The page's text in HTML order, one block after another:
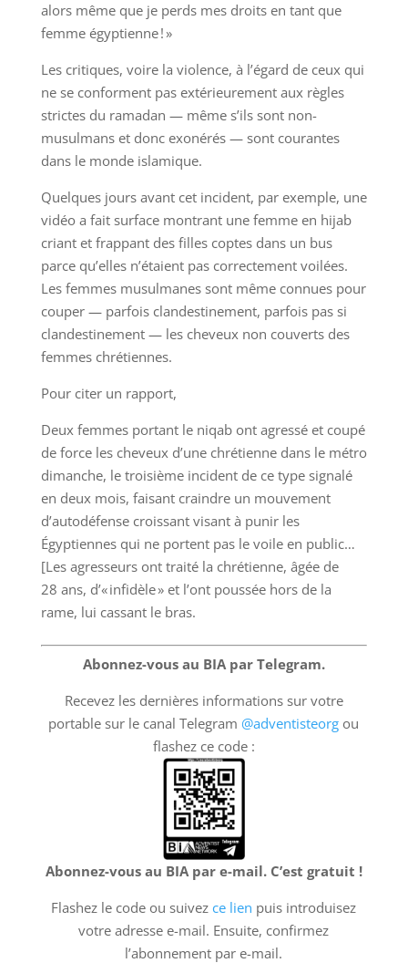
alors même que je perds mes droits en tant que
femme égyptienne ! »
Les critiques, voire la violence, à l’égard de ceux qui
ne se conforment pas extérieurement aux règles
strictes du ramadan — même s’ils sont non-
musulmans et donc exonérés — sont courantes
dans le monde islamique.
Quelques jours avant cet incident, par exemple, une
vidéo a fait surface montrant une femme en hijab
criant et frappant des filles coptes dans un bus
parce qu’elles n’étaient pas correctement voilées.
Les femmes musulmanes sont même connues pour
couper — parfois clandestinement, parfois pas si
clandestinement — les cheveux non couverts des
femmes chrétiennes.
Pour citer un rapport,
Deux femmes portant le niqab ont agressé et coupé
de force les cheveux d’une chrétienne dans le métro
dimanche, le troisième incident de ce type signalé
en deux mois, faisant craindre un mouvement
d’autodéfense croissant visant à punir les
Égyptiennes qui ne portent pas le voile en public…
[Les agresseurs ont traité la chrétienne, âgée de
28 ans, d’« infidèle » et l’ont poussée hors de la
rame, lui cassant le bras.
Abonnez-vous au BIA par Telegram.
Recevez les dernières informations sur votre
portable sur le canal Telegram@adventisteorg ou
flashez ce code :
Abonnez-vous au BIA par e-mail. C’est gratuit !
Flashez le code ou suivezce lien puis introduisez
votre adresse e-mail. Ensuite, confirmez
l’abonnement par e-mail.